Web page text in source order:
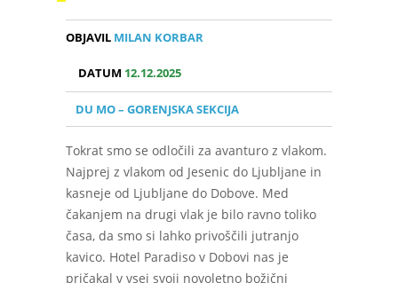
OBJAVIL MILAN KORBAR
DATUM 12.12.2025
DU MO – GORENJSKA SEKCIJA
Tokrat smo se odločili za avanturo z vlakom.
Najprej z vlakom od Jesenic do Ljubljane in
kasneje od Ljubljane do Dobove. Med
čakanjem na drugi vlak je bilo ravno toliko
časa, da smo si lahko privoščili jutranjo
kavico. Hotel Paradiso v Dobovi nas je
pričakal v vsej svoji novoletno božični